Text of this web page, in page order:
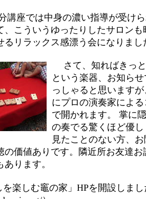
座では中身の濃い指導が受け
、こういうゆったりしたサロン
るリラックス感漂う会になりまし
さて、知ればきっと
という楽器、お知ら
っしゃると思います
にプロの演奏家によ
で開かれます。 掌に
の奏でる驚くほど優
見たことのない方、
の価値ありです。隣近所お友達
ります。
楽しむ竈の家」HPを開設しまし